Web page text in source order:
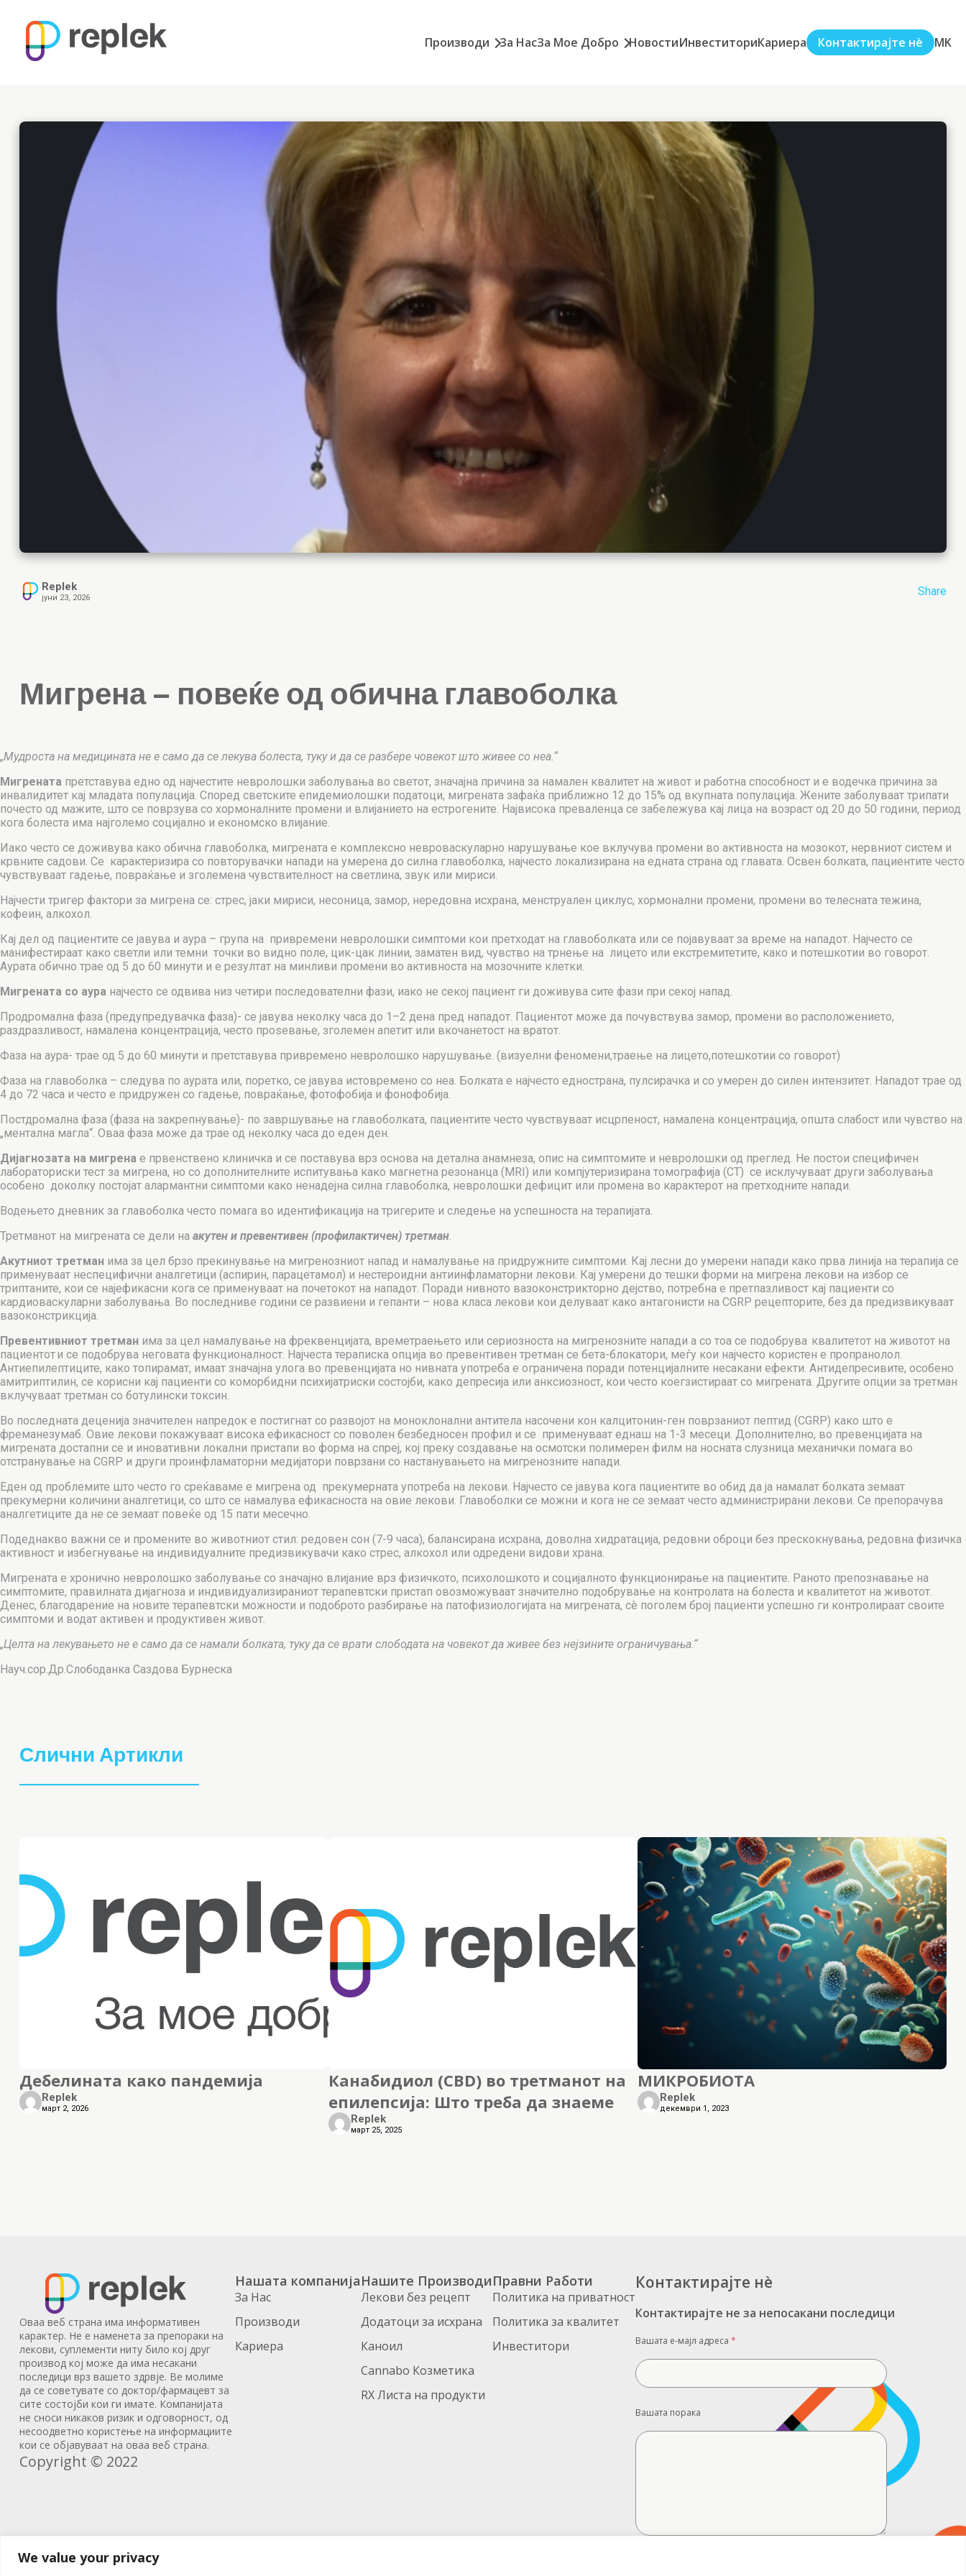
We value your privacy
Производи За НасЗа Мое Добро НовостиИнвеститориКариера Контактирајте нè MK
Replek
јуни 23, 2026 Share
Мигрена – повеќе од обична главоболка
„Мудроста на медицината не е само да се лекува болеста, туку и да се разбере човекот што живее со неа.“
Мигрената претставува едно од најчестите невролошки заболувања во светот, значајна причина за намален квалитет на живот и работна способност и е водечка причина за
инвалидитет кај младата популација. Според светските епидемиолошки податоци, мигрената зафаќа приближно 12 до 15% од вкупната популација. Жените заболуваат трипати
почесто од мажите, што се поврзува со хормоналните промени и влијанието на естрогените. Највисока преваленца се забележува кај лица на возраст од 20 до 50 години, период
кога болеста има најголемо социјално и економско влијание.
Иако често се доживува како обична главоболка, мигрената е комплексно невроваскуларно нарушување кое вклучува промени во активноста на мозокот, нервниот систем и
крвните садови. Се карактеризира со повторувачки напади на умерена до силна главоболка, најчесто локализирана на едната страна од главата. Освен болката, пациентите често
чувствуваат гадење, повраќање и зголемена чувствителност на светлина, звук или мириси.
Најчести тригер фактори за мигрена се: стрес, јаки мириси, несоница, замор, нередовна исхрана, менструален циклус, хормонални промени, промени во телесната тежина,
кофеин, алкохол.
Кај дел од пациентите се јавува и аура – група на привремени невролошки симптоми кои претходат на главоболката или се појавуваат за време на нападот. Најчесто се
манифестираат како светли или темни точки во видно поле, цик-цак линии, заматен вид, чувство на трнење на лицето или екстремитетите, како и потешкотии во говорот.
Аурата обично трае од 5 до 60 минути и е резултат на минливи промени во активноста на мозочните клетки.
Мигрената со аура најчесто се одвива низ четири последователни фази, иако не секој пациент ги доживува сите фази при секој напад.
Продромална фаза (предупредувачка фаза)- се јавува неколку часа до 1–2 дена пред нападот. Пациентот може да почувствува замор, промени во расположението,
раздразливост, намалена концентрација, често проѕевање, зголемен апетит или вкочанетост на вратот.
Фаза на аура- трае од 5 до 60 минути и претставува привремено невролошко нарушување. (визуелни феномени,траење на лицето,потешкотии со говорот)
Фаза на главоболка – следува по аурата или, поретко, се јавува истовремено со неа. Болката е најчесто еднострана, пулсирачка и со умерен до силен интензитет. Нападот трае од
4 до 72 часа и често е придружен со гадење, повраќање, фотофобија и фонофобија.
Постдромална фаза (фаза на закрепнување)- по завршување на главоболката, пациентите често чувствуваат исцрпеност, намалена концентрација, општа слабост или чувство на
„ментална магла“. Оваа фаза може да трае од неколку часа до еден ден.
Дијагнозата на мигрена е првенствено клиничка и се поставува врз основа на детална анамнеза, опис на симптомите и невролошки од преглед. Не постои специфичен
лабораториски тест за мигрена, но со дополнителните испитувања како магнетна резонанца (MRI) или компјутеризирана томографија (CT) се исклучуваат други заболувања
особено доколку постојат алармантни симптоми како ненадејна силна главоболка, невролошки дефицит или промена во карактерот на претходните напади.
Водењето дневник за главоболка често помага во идентификација на тригерите и следење на успешноста на терапијата.
Третманот на мигрената се дели на акутен и превентивен (профилактичен) третман.
Акутниот третман има за цел брзо прекинување на мигренозниот напад и намалување на придружните симптоми. Кај лесни до умерени напади како прва линија на терапија се
применуваат неспецифични аналгетици (аспирин, парацетамол) и нестероидни антиинфламаторни лекови. Кај умерени до тешки форми на мигрена лекови на избор се
триптаните, кои се најефикасни кога се применуваат на почетокот на нападот. Поради нивното вазоконстрикторно дејство, потребна е претпазливост кај пациенти со
кардиоваскуларни заболувања. Во последниве години се развиени и гепанти – нова класа лекови кои делуваат како антагонисти на CGRP рецепторите, без да предизвикуваат
вазоконстрикција.
Превентивниот третман има за цел намалување на фреквенцијата, времетраењето или сериозноста на мигренозните напади а со тоа се подобрува квалитетот на животот на
пациентот и се подобрува неговата функционалност. Најчеста тераписка опција во превентивен третман се бета-блокатори, меѓу кои најчесто користен е пропранолол.
Антиепилептиците, како топирамат, имаат значајна улога во превенцијата но нивната употреба е ограничена поради потенцијалните несакани ефекти. Антидепресивите, особено
амитриптилин, се корисни кај пациенти со коморбидни психијатриски состојби, како депресија или анксиозност, кои често коегзистираат со мигрената. Другите опции за третман
вклучуваат третман со ботулински токсин.
Во последната деценија значителен напредок е постигнат со развојот на моноклонални антитела насочени кон калцитонин-ген поврзаниот пептид (CGRP) како што е
фреманезумаб. Овие лекови покажуваат висока ефикасност со поволен безбедносен профил и се применуваат еднаш на 1-3 месеци. Дополнително, во превенцијата на
мигрената достапни се и иновативни локални пристапи во форма на спреј, кој преку создавање на осмотски полимерен филм на носната слузница механички помага во
отстранување на CGRP и други проинфламаторни медијатори поврзани со настанувањето на мигренозните напади.
Еден од проблемите што често го среќаваме е мигрена од прекумерната употреба на лекови. Најчесто се јавува кога пациентите во обид да ја намалат болката земаат
прекумерни количини аналгетици, со што се намалува ефикасноста на овие лекови. Главоболки се можни и кога не се земаат често администрирани лекови. Се препорачува
аналгетиците да не се земаат повеќе од 15 пати месечно.
Подеднакво важни се и промените во животниот стил: редовен сон (7-9 часа), балансирана исхрана, доволна хидратација, редовни оброци без прескокнувања, редовна физичка
активност и избегнување на индивидуалните предизвикувачи како стрес, алкохол или одредени видови храна.
Мигрената е хронично невролошко заболување со значајно влијание врз физичкото, психолошкото и социјалното функционирање на пациентите. Раното препознавање на
симптомите, правилната дијагноза и индивидуализираниот терапевтски пристап овозможуваат значително подобрување на контролата на болеста и квалитетот на животот.
Денес, благодарение на новите терапевтски можности и подоброто разбирање на патофизиологијата на мигрената, сè поголем број пациенти успешно ги контролираат своите
симптоми и водат активен и продуктивен живот.
„Целта на лекувањето не е само да се намали болката, туку да се врати слободата на човекот да живее без нејзините ограничувања.“
Науч.сор.Др.Слободанка Саздова Бурнеска
Слични Артикли
Дебелината како пандемија
Replek
март 2, 2026
Канабидиол (CBD) во третманот на
епилепсија: Што треба да знаеме
Replek
март 25, 2025
МИКРОБИОТА
Replek
декември 1, 2023
Оваа веб страна има информативен
карактер. Не е наменета за препораки на
лекови, суплементи ниту било кој друг
производ кој може да има несакани
последици врз вашето здрвје. Ве молиме
да се советувате со доктор/фармацевт за
сите состојби кои ги имате. Компанијата
не сноси никаков ризик и одговорност, од
несоодветно користење на информациите
кои се објавуваат на оваа веб страна.
Copyright © 2022
Нашата компанија
За Нас
Производи
Кариера
Нашите Производи
Лекови без рецепт
Додатоци за исхрана
Каноил
Cannabo Козметика
RX Листа на продукти
Правни Работи
Политика на приватност
Политика за квалитет
Инвеститори
Контактирајте нè
Контактирајте не за непосакани последици
Вашата е-мајл адреса *
Вашата порака